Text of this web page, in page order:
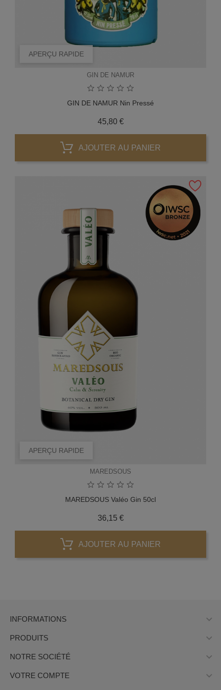
APERÇU RAPIDE
GIN DE NAMUR
GIN DE NAMUR Nin Pressé
45,80 €Prix
AJOUTER AU PANIER
APERÇU RAPIDE
MAREDSOUS
MAREDSOUS Valéo Gin 50cl
36,15 €Prix
AJOUTER AU PANIER
INFORMATIONS 
PRODUITS 
NOTRE SOCIÉTÉ 
VOTRE COMPTE
